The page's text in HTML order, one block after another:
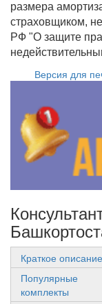
размера
страховщиком,
РФ "О защите
Версия для
Краткое
Популярные
комплекты